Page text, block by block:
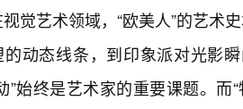
觉艺术领域，“欧美人”的艺术
的动态线条，到印象派对光影
”始终是艺术家的重要课题。而